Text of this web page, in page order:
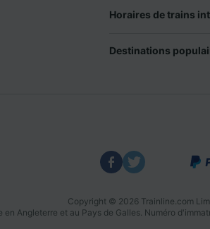
Horaires de trains
Destinations
Copyright © 2026 Trainline.com
Angleterre et au Pays de Galles. Numéro